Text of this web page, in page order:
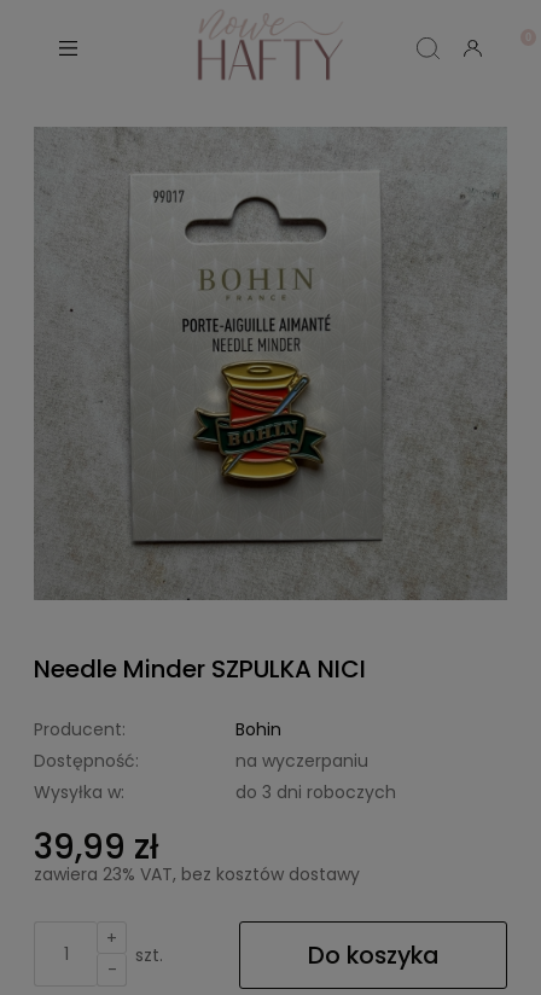
Needle Minder SZPULKA NICI
Producent:
Bohin
Dostępność:
na wyczerpaniu
Wysyłka w:
do 3 dni roboczych
39,99 zł
zawiera 23% VAT, bez kosztów dostawy
+
-
szt. Do koszyka